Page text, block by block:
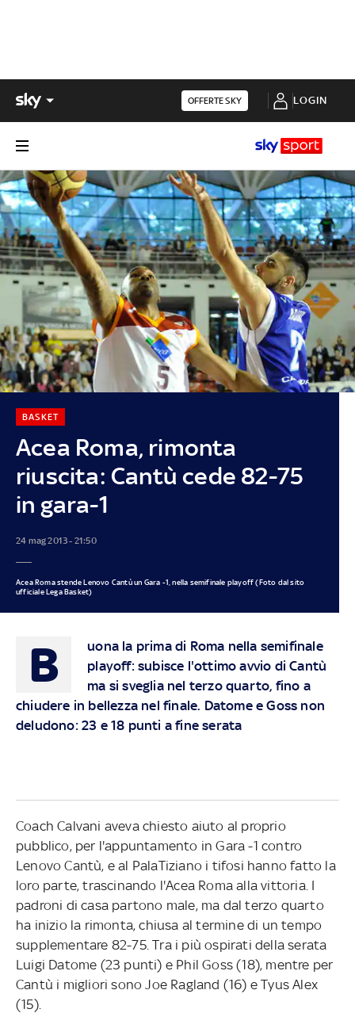
OFFERTE SKY LOGIN
Acea Roma, rimonta
riuscita: Cantù cede 82-75
in gara-1
BASKET
24 mag 2013 - 21:50
Acea Roma stende Lenovo Cantù un Gara -1, nella semifinale playoff (Foto dal sito
ufficiale Lega Basket)
B
uona la prima di Roma nella semifinale
playoff: subisce l'ottimo avvio di Cantù
ma si sveglia nel terzo quarto, fino a
chiudere in bellezza nel finale. Datome e Goss non
deludono: 23 e 18 punti a fine serata
Coach Calvani aveva chiesto aiuto al proprio
pubblico, per l'appuntamento in Gara -1 contro
Lenovo Cantù, e al PalaTiziano i tifosi hanno fatto la
loro parte, trascinando l'Acea Roma alla vittoria. I
padroni di casa partono male, ma dal terzo quarto
ha inizio la rimonta, chiusa al termine di un tempo
supplementare 82-75. Tra i più ospirati della serata
Luigi Datome (23 punti) e Phil Goss (18), mentre per
Cantù i migliori sono Joe Ragland (16) e Tyus Alex
(15).